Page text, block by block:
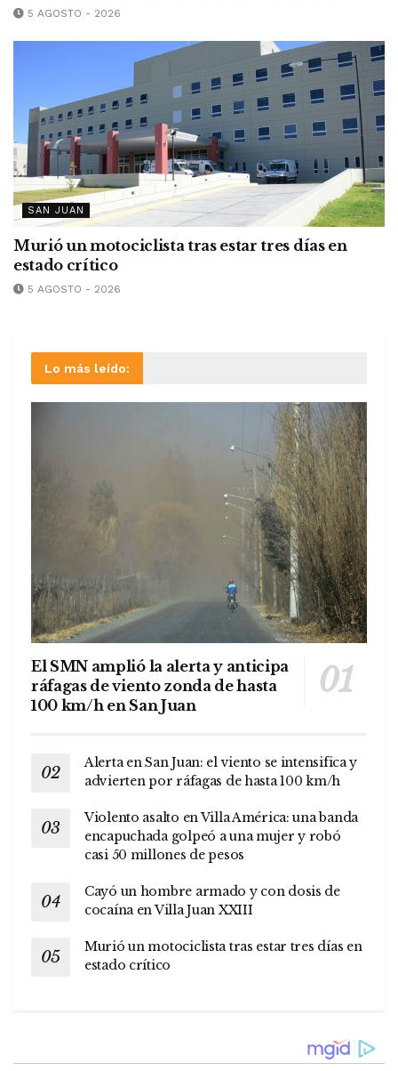
5 AGOSTO - 2026
SAN JUAN
Murió un motociclista tras estar tres días en
estado crítico
5 AGOSTO - 2026
Lo más leído:
El SMN amplió la alerta y anticipa
ráfagas de viento zonda de hasta
100 km/h en San Juan
Alerta en San Juan: el viento se intensifica y
advierten por ráfagas de hasta 100 km/h
Violento asalto en Villa América: una banda
encapuchada golpeó a una mujer y robó
casi 50 millones de pesos
Cayó un hombre armado y con dosis de
cocaína en Villa Juan XXIII
Murió un motociclista tras estar tres días en
estado crítico